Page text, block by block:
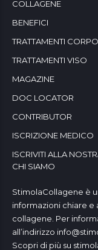
COLLAGENE
BENEFICI
TRATTAMENTI CORPO
TRATTAMENTI VISO
MAGAZINE
DOC LOCATOR
CONTRIBUTOR
ISCRIZIONE MEDICO
ISCRIVITI ALLA
CHI SIAMO
StimolaCollagene è
informazioni chiare e
collagene. Per
all’indirizzo
Scopri di più su